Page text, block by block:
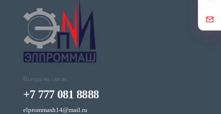
Всегда на связи:
+7 777 081 8888
elprommash14@mail.ru